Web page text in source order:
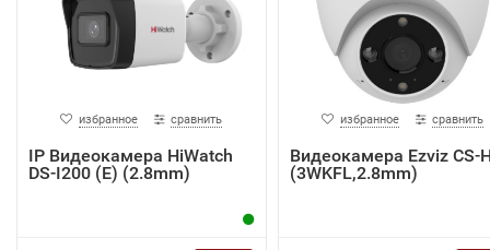
избранное сравнить
IP Видеокамера HiWatch
DS-I200 (E) (2.8mm)
избранное сравнить
Видеокамера Ezviz CS-
(3WKFL,2.8mm)